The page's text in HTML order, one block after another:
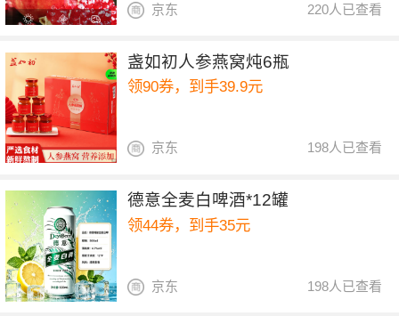
220人已查看
京东
盏如初人参燕窝炖6瓶
领90券，到手39.9元
198人已查看
京东
德意全麦白啤酒*12罐
领44券，到手35元
198人已查看
京东